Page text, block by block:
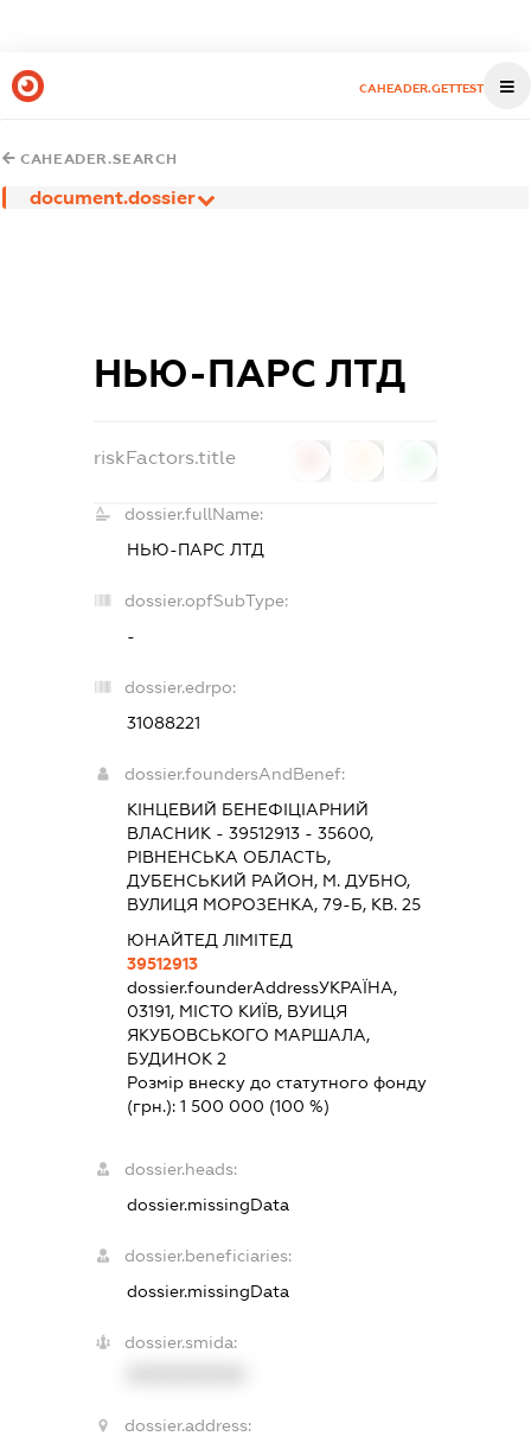
CAHEADER.GETTEST
CAHEADER.SEARCH
document.dossier
НЬЮ-ПАРС ЛТД
riskFactors.title
dossier.fullName:
НЬЮ-ПАРС ЛТД
dossier.opfSubType:
-
dossier.edrpo:
31088221
dossier.foundersAndBenef:
КІНЦЕВИЙ БЕНЕФІЦІАРНИЙ
ВЛАСНИК - 39512913 - 35600,
РІВНЕНСЬКА ОБЛАСТЬ,
ДУБЕНСЬКИЙ РАЙОН, М. ДУБНО,
ВУЛИЦЯ МОРОЗЕНКА, 79-Б, КВ. 25
ЮНАЙТЕД ЛІМІТЕД
39512913
dossier.founderAddressУКРАЇНА,
03191, МІСТО КИЇВ, ВУИЦЯ
ЯКУБОВСЬКОГО МАРШАЛА,
БУДИНОК 2
Розмір внеску до статутного фонду
(грн.):1 500 000 (100 %)
dossier.heads:
dossier.missingData
dossier.beneficiaries:
dossier.missingData
dossier.smida:
dossier.address: